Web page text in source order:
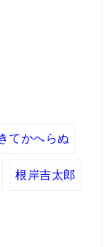
てかへらぬ
根岸吉太郎